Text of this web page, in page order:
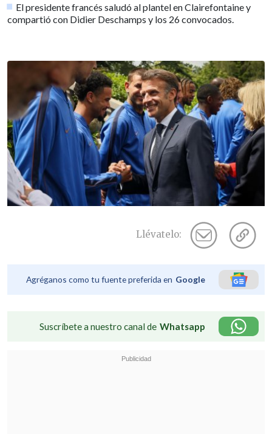
El presidente francés saludó al plantel en Clairefontaine y
compartió con Didier Deschamps y los 26 convocados.
Llévatelo:
Agréganos como tu fuente preferida en Google
Suscríbete a nuestro canal de Whatsapp